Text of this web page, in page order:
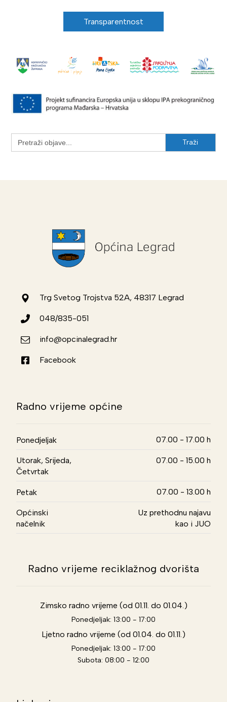
Transparentnost
Search
for:
Trg Svetog Trojstva 52A, 48317 Legrad
048/835-051
info@opcinalegrad.hr
Facebook
Radno vrijeme općine
Ponedjeljak 07.00 - 17.00 h
Utorak, Srijeda,
Četvrtak
07.00 - 15.00 h
Petak 07.00 - 13.00 h
Općinski
načelnik
Uz prethodnu najavu
kao i JUO
Radno vrijeme reciklažnog dvorišta
Zimsko radno vrijeme (od 01.11. do 01.04.)
Ponedjeljak: 13:00 - 17:00
Ljetno radno vrijeme (od 01.04. do 01.11.)
Ponedjeljak: 13:00 - 17:00
Subota: 08:00 - 12:00